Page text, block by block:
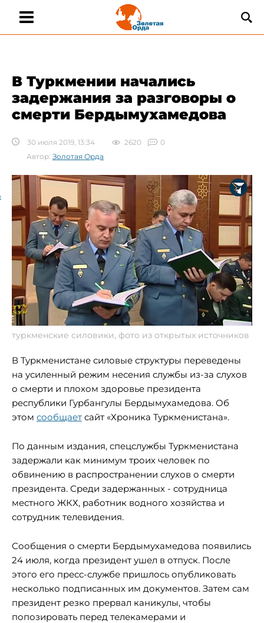
В Туркмении начались
задержания за разговоры о
смерти Бердымухамедова
30 июля 2019, 13:34 2620
0
Автор: Золотая Орда
туркменские силовики, фото из открытых источников
В Туркменистане силовые структуры переведены
на усиленный режим несения службы из-за слухов
о смерти и плохом здоровье президента
республики Гурбангулы Бердымухамедова. Об
этом сообщает сайт «Хроника Туркменистана».
По данным издания, спецслужбы Туркменистана
задержали как минимум троих человек по
обвинению в распространении слухов о смерти
президента. Среди задержанных - сотрудница
местного ЖКХ, работник водного хозяйства и
сотрудник телевидения.
Сообщения о смерти Бердымухамедова появились
24 июля, когда президент ушел в отпуск. После
этого его пресс-службе пришлось опубликовать
несколько подписанных им документов. Затем сам
президент резко прервал каникулы, чтобы
попозировать перед телекамерами и